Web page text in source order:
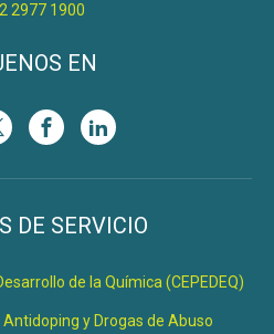
2977 1900
EN
DE SERVICIO
de la Química (CEPEDEQ)
Antidoping y Drogas de Abuso